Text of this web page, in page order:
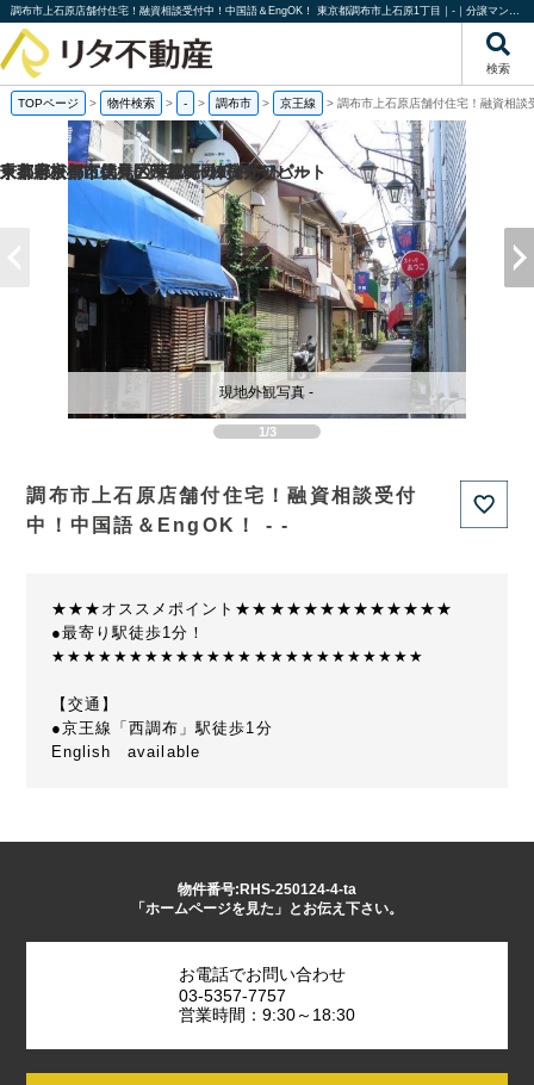
調布市上石原店舗付住宅！融資相談受付中！中国語＆EngOK！ 東京都調布市上石原1丁目｜-｜分譲マンション情報｜株式会社リタ不動産
検索
TOPページ > 物件検索 > - > 調布市 > 京王線 > 調布市上石原店舗付住宅！融資相
1/3
現地外観写真 -
調布市上石原店舗付住宅！融資相談受付
中！中国語＆EngOK！ - -
★★★オススメポイント★★★★★★★★★★★★★
●最寄り駅徒歩1分！
★★★★★★★★★★★★★★★★★★★★★★★★
【交通】
●京王線「西調布」駅徒歩1分
English available
物件番号:RHS-250124-4-ta
「ホームページを見た」とお伝え下さい。
お電話でお問い合わせ
03-5357-7757
営業時間：9:30～18:30
京都府京都市伏見区帯屋町の1棟売りビル
京都府京都市伏見区深草堀田町の
東京都板橋区徳丸6丁目の一棟売りアパート
千葉県松戸市馬橋の一棟売りアパート